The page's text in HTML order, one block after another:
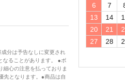
分は予告なしに変更され
なることがあります。 ●ボ
細心の注意を払っておりま
先となります。●商品は自
6
7
13
14
20
21
27
28